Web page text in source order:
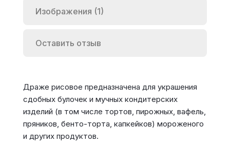
Изображения (1)
Оставить отзыв
Драже рисовое предназначена для украшения
сдобных булочек и мучных кондитерских
изделий (в том числе тортов, пирожных, вафель,
пряников, бенто-торта, капкейков) мороженого
и других продуктов.